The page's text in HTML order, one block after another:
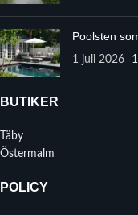
Poolsten
1 juli 2026
BUTIKER
Täby
Östermalm
POLICY